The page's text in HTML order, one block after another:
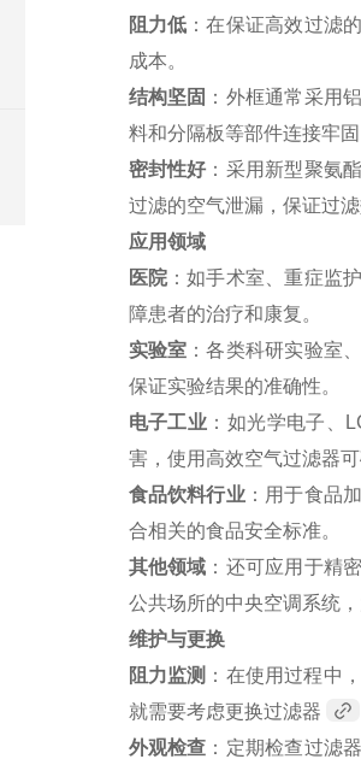
阻力低 ：在保证高效过滤
成本。
结构坚固 ：外框通常采用
料和分隔板等部件连接牢
密封性好：采用新型聚氨
过滤的空气泄漏，保证过滤
应用领域
医院：如手术室、重症监
障患者的治疗和康复。
实验室 ：各类科研实验室
保证实验结果的准确性。
电子工业 ：如光学电子、
害，使用高效空气过滤器
食品饮料行业：用于食品
合相关的食品安全标准。
其他领域 ：还可应用于精
公共场所的中央空调系统
维护与更换
阻力监测 ：在使用过程中
就需要考虑更换过滤器
外观检查 ：定期检查过滤